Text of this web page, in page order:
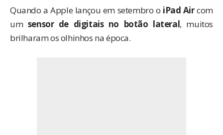
Quando a Apple lançou em setembro o iPad Aircom
um sensor de digitais no botão lateral, muitos
brilharam os olhinhos na época.